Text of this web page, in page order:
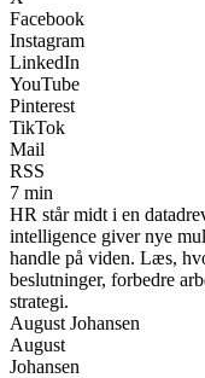
Facebook
Instagram
LinkedIn
YouTube
Pinterest
TikTok
Mail
RSS
7 min
HR står midt i en
intelligence giver nye
handle på viden. Læs,
beslutninger, forbedre
strategi.
August Johansen
August
Johansen